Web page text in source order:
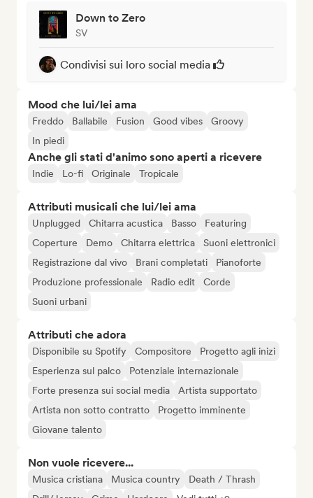
Down to Zero
SV
Condivisi sui loro social media
Mood che lui/lei ama
Freddo Ballabile Fusion Good vibes
Groovy
In piedi
Anche gli stati d'animo sono aperti a ricevere
Indie Lo-fi Originale Tropicale
Attributi musicali che lui/lei ama
Unplugged Chitarra acustica Basso
Featuring
Coperture
Demo Chitarra elettrica
Suoni elettronici
Registrazione dal vivo
Brani completati
Pianoforte
Produzione professionale
Radio edit
Corde
Suoni urbani
Attributi che adora
Disponibile su Spotify Compositore
Progetto agli inizi
Esperienza sul palco
Potenziale internazionale
Forte presenza sui social media
Artista supportato
Artista non sotto contratto
Progetto imminente
Giovane talento
Non vuole ricevere...
Musica cristiana Musica country
Death / Thrash